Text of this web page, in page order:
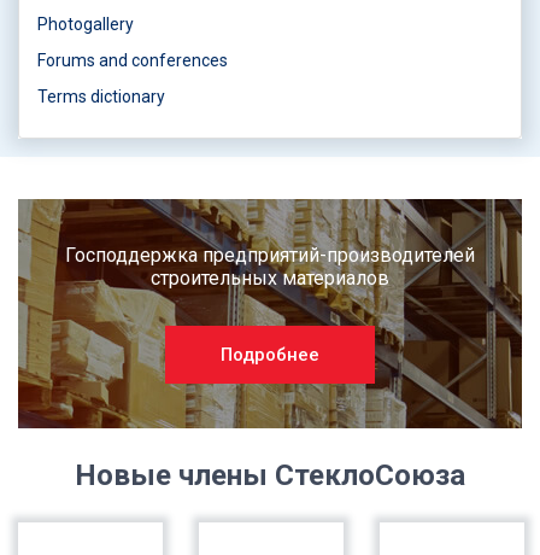
Photogallery
Forums and conferences
Terms dictionary
Господдержка предприятий-производителей
строительных материалов
Подробнее
Новые члены СтеклоСоюза